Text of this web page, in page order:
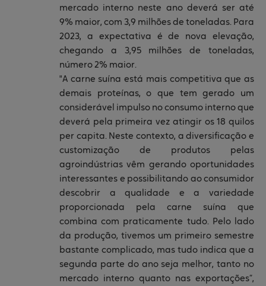
mercado interno neste ano deverá ser até
9% maior, com 3,9 milhões de toneladas. Para
2023, a expectativa é de nova elevação,
chegando a 3,95 milhões de toneladas,
número 2% maior.
"A carne suína está mais competitiva que as
demais proteínas, o que tem gerado um
considerável impulso no consumo interno que
deverá pela primeira vez atingir os 18 quilos
per capita. Neste contexto, a diversificação e
customização de produtos pelas
agroindústrias vêm gerando oportunidades
interessantes e possibilitando ao consumidor
descobrir a qualidade e a variedade
proporcionada pela carne suína que
combina com praticamente tudo. Pelo lado
da produção, tivemos um primeiro semestre
bastante complicado, mas tudo indica que a
segunda parte do ano seja melhor, tanto no
mercado interno quanto nas exportações”,